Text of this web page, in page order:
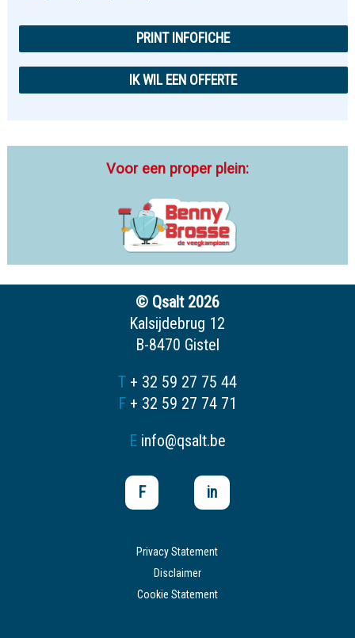
PRINT INFOFICHE
IK WIL EEN OFFERTE
Voor een proper plein:
© Qsalt 2026
Kalsijdebrug 12
B-8470 Gistel
T + 32 59 27 75 44
F+ 32 59 27 74 71
E info@qsalt.be
F in
Privacy Statement
Disclaimer
Cookie Statement